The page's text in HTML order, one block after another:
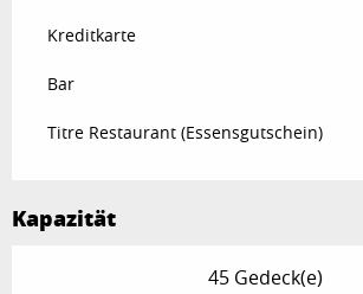
Kreditkarte
Bar
Titre Restaurant (Essensgutschein)
Kapazität
45 Gedeck(e)